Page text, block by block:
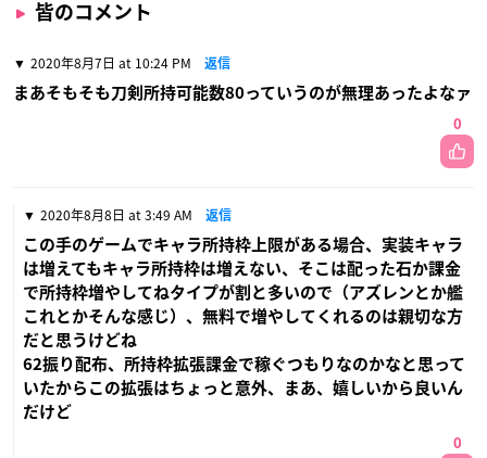
皆のコメント
2020年8月7日 at 10:24 PM 返信
まあそもそも刀剣所持可能数80っていうのが無理あったよなァ
0
2020年8月8日 at 3:49 AM 返信
この手のゲームでキャラ所持枠上限がある場合、実装キャラ
は増えてもキャラ所持枠は増えない、そこは配った石か課金
で所持枠増やしてねタイプが割と多いので（アズレンとか艦
これとかそんな感じ）、無料で増やしてくれるのは親切な方
だと思うけどね
62振り配布、所持枠拡張課金で稼ぐつもりなのかなと思って
いたからこの拡張はちょっと意外、まあ、嬉しいから良いん
だけど
0